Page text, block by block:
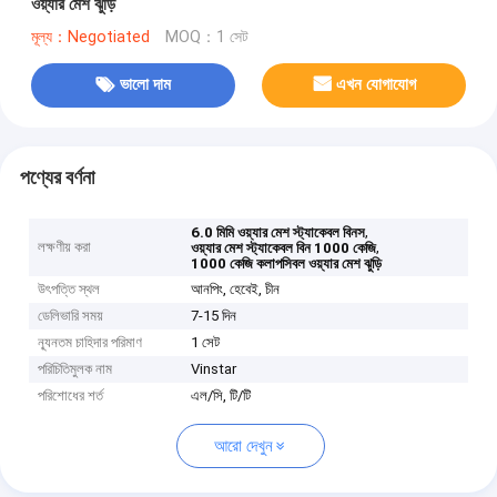
ওয়্যার মেশ ঝুড়ি
মূল্য：Negotiated MOQ：1 সেট
ভালো দাম এখন যোগাযোগ
পণ্যের বর্ণনা
লক্ষণীয় করা
6.0 মিমি ওয়্যার মেশ স্ট্যাকেবল বিনস,
ওয়্যার মেশ স্ট্যাকেবল বিন 1000 কেজি,
1000 কেজি কলাপসিবল ওয়্যার মেশ ঝুড়ি
উৎপত্তি স্থল
আনপিং, হেবেই, চীন
ডেলিভারি সময়
7-15 দিন
ন্যূনতম চাহিদার পরিমাণ
1 সেট
পরিচিতিমুলক নাম
Vinstar
পরিশোধের শর্ত
এল/সি, টি/টি
আরো দেখুন